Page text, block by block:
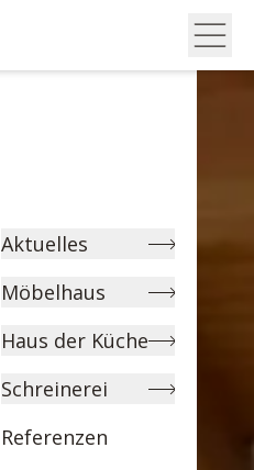
Aktuelles
Möbelhaus
Haus der Küche
Schreinerei
Referenzen